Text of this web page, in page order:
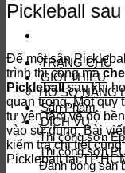
TRANG CHỦ
GIỚI THIỆU
HỒ SƠ NĂNG
Sản Phẩm
DỊCH VỤ
Thi công sơn
Thi công sơn
Đánh bóng sàn
Pickleball
Để một sân
trình thi công mà
Pickleballsau khi
quan trọng. Một quy
tư yên tâm về độ
vào sử dụng. Bài
kiểm tra chi tiết
Pickleball tại